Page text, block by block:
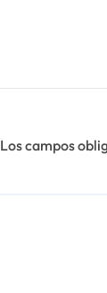
Los campos